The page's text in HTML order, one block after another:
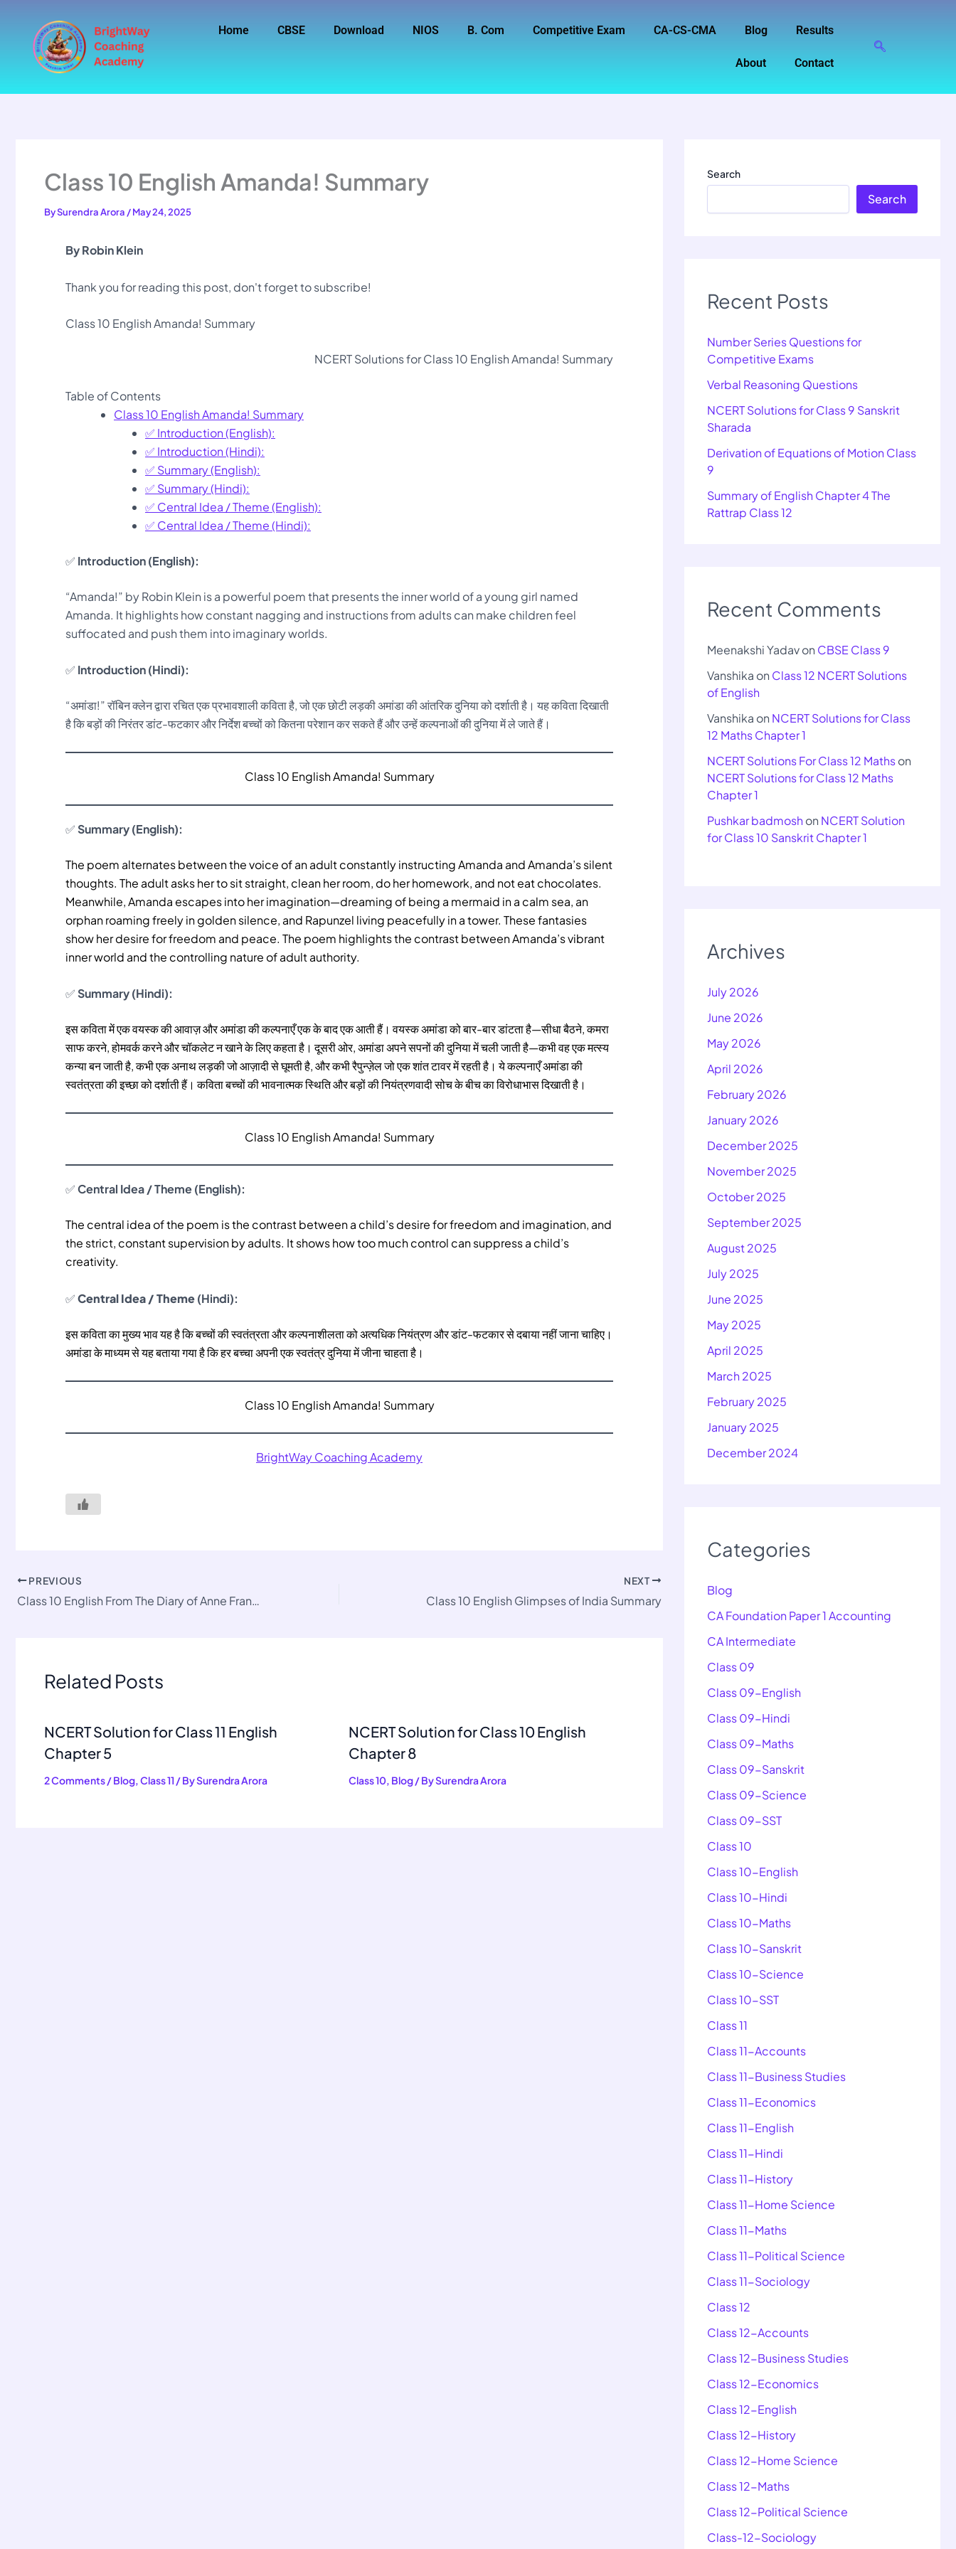
content
Home CBSE Download NIOS B. Com Competitive Exam CA-CS-CMA Blog Results
About Contact
Class 10 English Amanda! Summary
BySurendra Arora /May 24, 2025
By Robin Klein
Thank you for reading this post, don't forget to subscribe!
Class 10 English Amanda! Summary
NCERT Solutions for Class 10 English Amanda! Summary
Table of Contents
Class 10 English Amanda! Summary
✅ Introduction (English):
✅ Introduction (Hindi):
✅ Summary (English):
✅ Summary (Hindi):
✅ Central Idea / Theme (English):
✅ Central Idea / Theme (Hindi):
✅ Introduction (English):
“Amanda!” by Robin Klein is a powerful poem that presents the inner world of a young girl named
Amanda. It highlights how constant nagging and instructions from adults can make children feel
suffocated and push them into imaginary worlds.
✅ Introduction (Hindi):
“अमांडा!” रॉबिन क्लेन द्वारा रचित एक प्रभावशाली कविता है, जो एक छोटी लड़की अमांडा की आंतरिक दुनिया को दर्शाती है। यह कविता दिखाती
है कि बड़ों की निरंतर डांट-फटकार और निर्देश बच्चों को कितना परेशान कर सकते हैं और उन्हें कल्पनाओं की दुनिया में ले जाते हैं।
Class 10 English Amanda! Summary
✅Summary (English):
The poem alternates between the voice of an adult constantly instructing Amanda and Amanda’s silent
thoughts. The adult asks her to sit straight, clean her room, do her homework, and not eat chocolates.
Meanwhile, Amanda escapes into her imagination—dreaming of being a mermaid in a calm sea, an
orphan roaming freely in golden silence, and Rapunzel living peacefully in a tower. These fantasies
show her desire for freedom and peace. The poem highlights the contrast between Amanda’s vibrant
inner world and the controlling nature of adult authority.
✅Summary (Hindi):
इस कविता में एक वयस्क की आवाज़ और अमांडा की कल्पनाएँ एक के बाद एक आती हैं। वयस्क अमांडा को बार-बार डांटता है—सीधा बैठने, कमरा
साफ करने, होमवर्क करने और चॉकलेट न खाने के लिए कहता है। दूसरी ओर, अमांडा अपने सपनों की दुनिया में चली जाती है—कभी वह एक मत्स्य
कन्या बन जाती है, कभी एक अनाथ लड़की जो आज़ादी से घूमती है, और कभी रैपुन्ज़ेल जो एक शांत टावर में रहती है। ये कल्पनाएँ अमांडा की
स्वतंत्रता की इच्छा को दर्शाती हैं। कविता बच्चों की भावनात्मक स्थिति और बड़ों की नियंत्रणवादी सोच के बीच का विरोधाभास दिखाती है।
Class 10 English Amanda! Summary
✅Central Idea / Theme (English):
The central idea of the poem is the contrast between a child’s desire for freedom and imagination, and
the strict, constant supervision by adults. It shows how too much control can suppress a child’s
creativity.
✅Central Idea / Theme(Hindi):
इस कविता का मुख्य भाव यह है कि बच्चों की स्वतंत्रता और कल्पनाशीलता को अत्यधिक नियंत्रण और डांट-फटकार से दबाया नहीं जाना चाहिए।
अमांडा के माध्यम से यह बताया गया है कि हर बच्चा अपनी एक स्वतंत्र दुनिया में जीना चाहता है।
Class 10 English Amanda! Summary
BrightWay Coaching Academy
PREVIOUS
Class 10 English From The Diary of Anne Frank Summary
NEXT
Class 10 English Glimpses of India Summary
Related Posts
NCERT Solution for Class 11 English
Chapter 5
2 Comments/Blog,Class 11/ BySurendra Arora
NCERT Solution for Class 10 English
Chapter 8
Class 10, Blog/ BySurendra Arora
Search
Search
Recent Posts
Number Series Questions for
Competitive Exams
Verbal Reasoning Questions
NCERT Solutions for Class 9 Sanskrit
Sharada
Derivation of Equations of Motion Class
9
Summary of English Chapter 4 The
Rattrap Class 12
Recent Comments
Meenakshi Yadavon CBSE Class 9
Vanshika on Class 12 NCERT Solutions
of English
Vanshika on NCERT Solutions for Class
12 Maths Chapter 1
NCERT Solutions For Class 12 Mathson
NCERT Solutions for Class 12 Maths
Chapter 1
Pushkar badmoshon NCERT Solution
for Class 10 Sanskrit Chapter 1
Archives
July 2026
June 2026
May 2026
April 2026
February 2026
January 2026
December 2025
November 2025
October 2025
September 2025
August 2025
July 2025
June 2025
May 2025
April 2025
March 2025
February 2025
January 2025
December 2024
Categories
Blog
CA Foundation Paper 1 Accounting
CA Intermediate
Class 09
Class 09-English
Class 09-Hindi
Class 09-Maths
Class 09-Sanskrit
Class 09-Science
Class 09-SST
Class 10
Class 10-English
Class 10-Hindi
Class 10-Maths
Class 10-Sanskrit
Class 10-Science
Class 10-SST
Class 11
Class 11-Accounts
Class 11-Business Studies
Class 11-Economics
Class 11-English
Class 11-Hindi
Class 11-History
Class 11-Home Science
Class 11-Maths
Class 11-Political Science
Class 11-Sociology
Class 12
Class 12-Accounts
Class 12-Business Studies
Class 12-Economics
Class 12-English
Class 12-History
Class 12-Home Science
Class 12-Maths
Class 12-Political Science
Class-12-Sociology